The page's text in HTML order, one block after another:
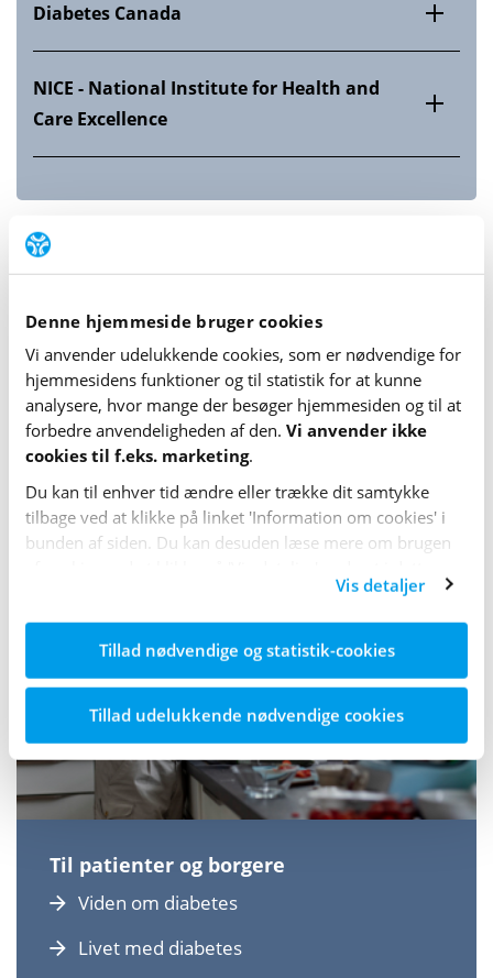
Denne hjemmeside bruger cookies
Vi anvender udelukkende cookies, som er nødvendige for
hjemme­sidens funktioner og til statistik for at kunne
analysere, hvor mange der besøger hjemme­siden og til at
forbedre anvende­lig­heden af den. Vi anvender ikke
cookies til f.eks. marketing.
Du kan til enhver tid ændre eller trække dit samtykke
tilbage ved at klikke på linket 'Information om cookies' i
bunden af siden. Du kan desuden læse mere om brugen
Vis detaljer
Tillad nødvendige og statistik-cookies
Tillad udelukkende nødvendige cookies
Diabetes Canada
NICE - National Institute for Health and
Care Excellence
Forskning om emnet
Find selv mere forskning
Til patienter og borgere
Viden om diabetes
Livet med diabetes